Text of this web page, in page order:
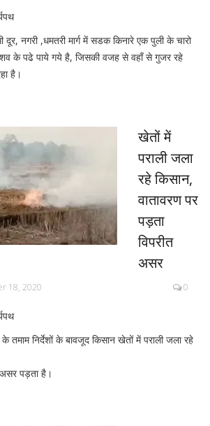
नगरी ,धमतरी मार्ग में सडक किनारे एक पुली के चारो
के पढे पाये गये है, जिसकी वजह से वहाँ से गुजर रहे
है।
खेतों में
पराली जला
रहे किसान,
वातावरण पर
पड़ता
विपरीत
असर
18, 2020 0
तमाम निर्देशों के बावजूद किसान खेतों में पराली जला रहे
असर पड़ता है।